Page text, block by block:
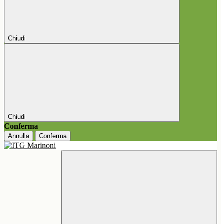
Chiudi
Chiudi
Conferma
Annulla Conferma